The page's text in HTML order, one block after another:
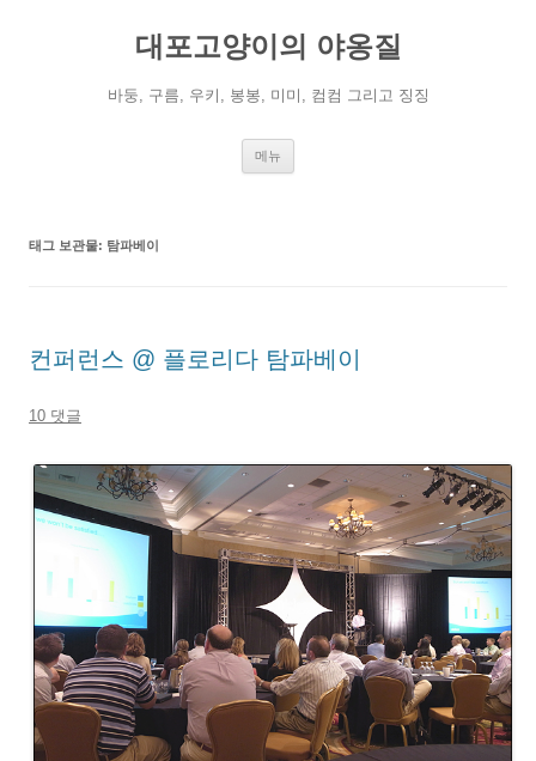
대포고양이의 야옹질
바둥, 구름, 우키, 봉봉, 미미, 컴컴 그리고 징징
메뉴
태그 보관물: 탐파베이
컨퍼런스 @ 플로리다 탐파베이
10 댓글